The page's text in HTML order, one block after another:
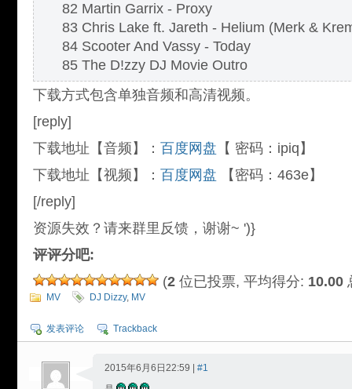
82 Martin Garrix - Proxy
83 Chris Lake ft. Jareth - Helium (Merk &
84 Scooter And Vassy - Today
85 The D!zzy DJ Movie Outro
下载方式包含单独音频和高清视频。
[reply]
下载地址【音频】： 百度网盘 【 密码：ipiq】
下载地址【视频】： 百度网盘 【密码：463e】
[/reply]
资源失效？请来群里反馈，谢谢~ ')}
评评分吧:
(2 位已投票, 平均得分: 10.00
MV DJ Dizzy, MV
发表评论 Trackback
2015年6月6日22:59 | #1